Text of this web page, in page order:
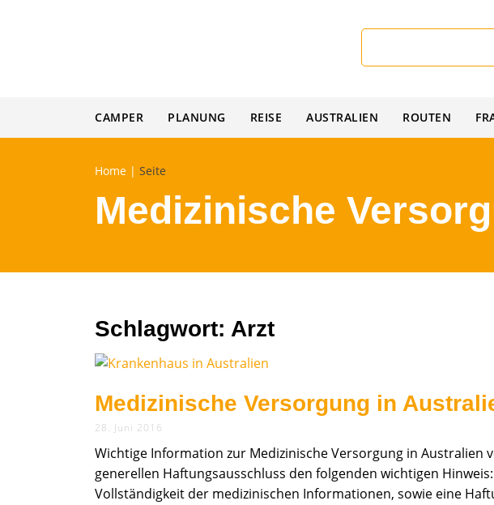
CAMPER PLANUNG REISE AUSTRALIEN ROUTEN
Home | Seite
Medizinische
Schlagwort: Arzt
Medizinische Versorgung in
28. Juni 2016
Wichtige Information zur Medizinische Versorgung in Australien
generellen Haftungsausschluss den folgenden wichtigen
Vollständigkeit der medizinischen Informationen, sowie eine